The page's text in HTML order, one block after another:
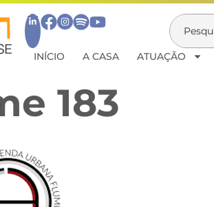
INÍCIO A CASA ATUAÇÃO
183